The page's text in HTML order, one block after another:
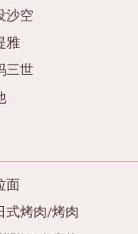
沙空
雅
三世
面
式烤肉/烤肉